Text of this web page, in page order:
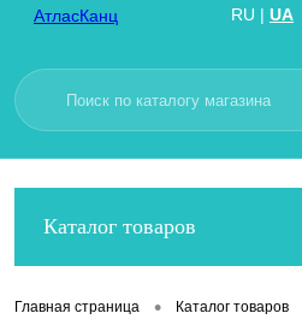
RU | UA
Каталог товаров
Главная страница • Каталог товаров